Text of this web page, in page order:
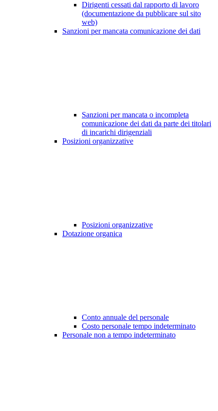
Dirigenti cessati dal rapporto di lavoro
(documentazione da pubblicare sul sito
web)
Sanzioni per mancata comunicazione dei dati
Sanzioni per mancata o incompleta
comunicazione dei dati da parte dei titolari
di incarichi dirigenziali
Posizioni organizzative
Posizioni organizzative
Dotazione organica
Conto annuale del personale
Costo personale tempo indeterminato
Personale non a tempo indeterminato